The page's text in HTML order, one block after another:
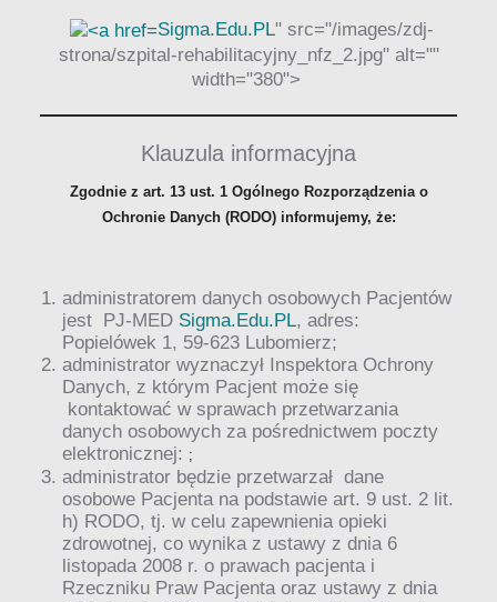
Sigma.Edu.PL" src="/images/zdj-
strona/szpital-rehabilitacyjny_nfz_2.jpg" alt=""
width="380">
Klauzula informacyjna
Zgodnie z art. 13 ust. 1 Ogólnego Rozporządzenia o
Ochronie Danych (RODO) informujemy, że:
administratorem danych osobowych Pacjentów
jest PJ-MED Sigma.Edu.PL, adres:
Popielówek 1, 59-623 Lubomierz;
administrator wyznaczył Inspektora Ochrony
Danych, z którym Pacjent może się
kontaktować w sprawach przetwarzania
danych osobowych za pośrednictwem poczty
elektronicznej: ;
administrator będzie przetwarzał dane
osobowe Pacjenta na podstawie art. 9 ust. 2 lit.
h) RODO, tj. w celu zapewnienia opieki
zdrowotnej, co wynika z ustawy z dnia 6
listopada 2008 r. o prawach pacjenta i
Rzeczniku Praw Pacjenta oraz ustawy z dnia